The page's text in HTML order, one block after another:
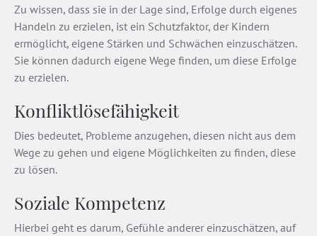
Zu wissen, dass sie in der Lage sind, Erfolge durch eigenes
Handeln zu erzielen, ist ein Schutzfaktor, der Kindern
ermöglicht, eigene Stärken und Schwächen einzuschätzen.
Sie können dadurch eigene Wege finden, um diese Erfolge
zu erzielen.
Konfliktlösefähigkeit
Dies bedeutet, Probleme anzugehen, diesen nicht aus dem
Wege zu gehen und eigene Möglichkeiten zu finden, diese
zu lösen.
Soziale Kompetenz
Hierbei geht es darum, Gefühle anderer einzuschätzen, auf